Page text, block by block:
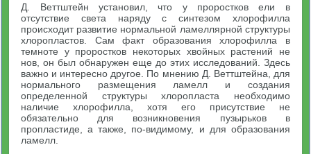
Д. Веттштейн установил, что у проростков ели в
отсутствие света наряду с синтезом хлорофилла
происходит развитие нормальной ламеллярной структуры
хлоропластов. Сам факт образования хлорофилла в
темноте у проростков некоторых хвойных растений не
нов, он был обнаружен еще до этих исследований. Здесь
важно и интересно другое. По мнению Д. Веттштейна, для
нормального размещения ламелл и создания
определенной структуры хлоропласта необходимо
наличие хлорофилла, хотя его присутствие не
обязательно для возникновения пузырьков в
пропластиде, а также, по-видимому, и для образования
ламелл.